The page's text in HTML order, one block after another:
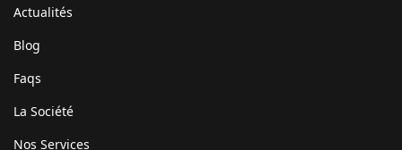
Actualités
Blog
Faqs
La Société
Nos Services